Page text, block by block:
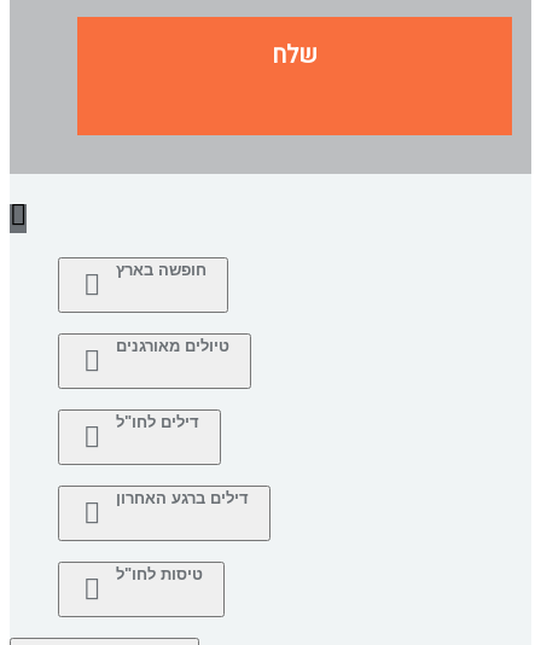
שלח
חופשה בארץ
טיולים מאורגנים
דילים לחו"ל
דילים ברגע האחרון
טיסות לחו"ל